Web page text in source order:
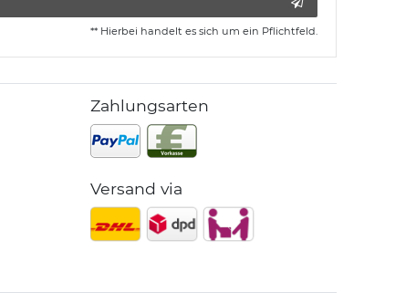
** Hierbei handelt es sich um ein Pflichtfeld.
Zahlungsarten
Versand via